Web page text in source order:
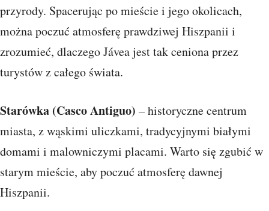
przyrody. Spacerując po mieście i jego okolicach,
można poczuć atmosferę prawdziwej Hiszpanii i
zrozumieć, dlaczego Jávea jest tak ceniona przez
turystów z całego świata.
Starówka (Casco Antiguo) – historyczne centrum
miasta, z wąskimi uliczkami, tradycyjnymi białymi
domami i malowniczymi placami. Warto się zgubić w
starym mieście, aby poczuć atmosferę dawnej
Hiszpanii.